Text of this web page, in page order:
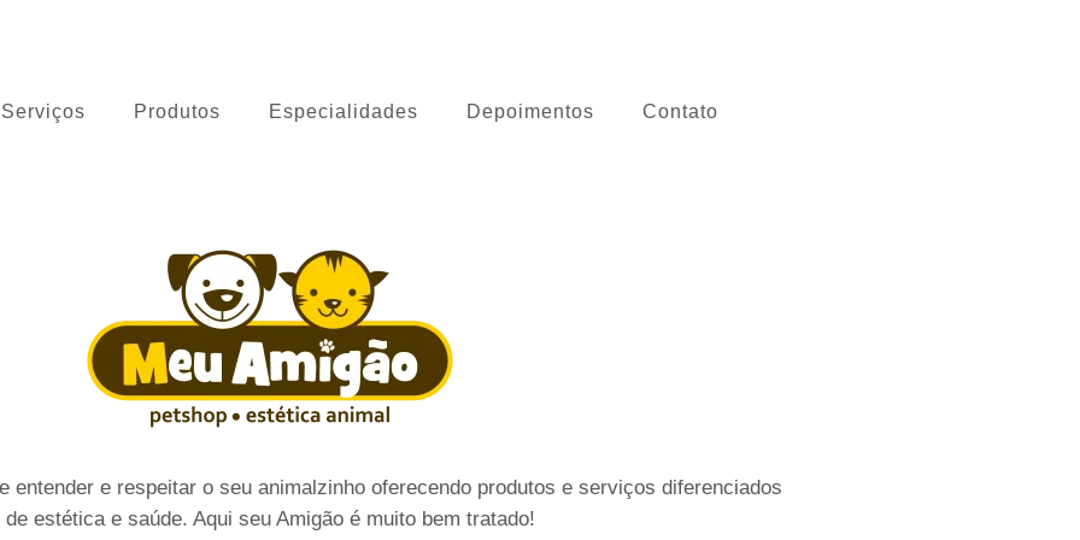
Serviços Produtos Especialidades Depoimentos Contato
entender e respeitar o seu animalzinho oferecendo produtos e serviços diferenciados
de estética e saúde. Aqui seu Amigão é muito bem tratado!